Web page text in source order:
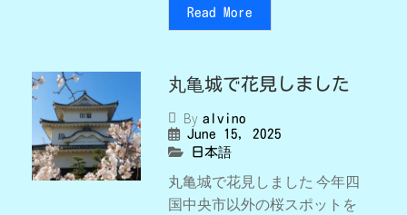
Read More
丸亀城で花見しました
By alvino
June 15, 2025
日本語
丸亀城で花見しました 今年四
国中央市以外の桜スポットを